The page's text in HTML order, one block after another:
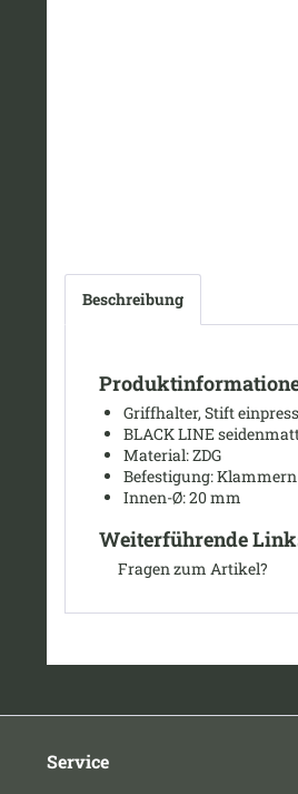
Beschreibung
Griffhalter, Stift
BLACK LINE
Material: ZDG
Befestigung: Klammern
Innen-Ø: 20 mm
Weiterführende
Fragen zum Artikel?
Service